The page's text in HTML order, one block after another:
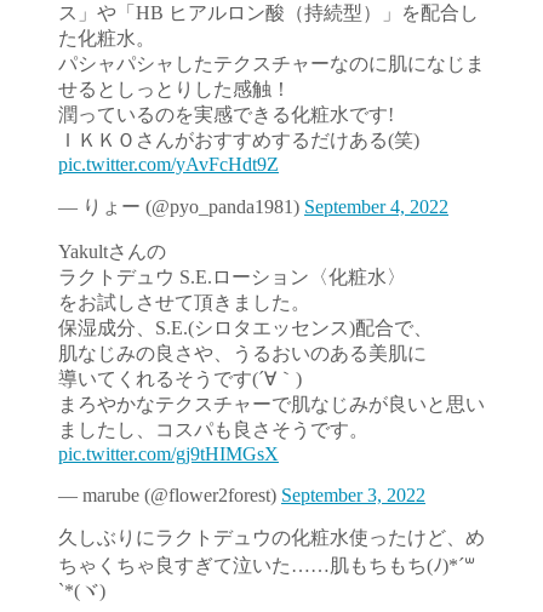
ス」や「HB ヒアルロン酸（持続型）」を配合し
た化粧水。
パシャパシャしたテクスチャーなのに肌になじま
せるとしっとりした感触！
潤っているのを実感できる化粧水です!
ＩＫＫＯさんがおすすめするだけある(笑)
pic.twitter.com/yAvFcHdt9Z
— りょー (@pyo_panda1981) September 4, 2022
Yakultさんの
ラクトデュウ S.E.ローション〈化粧水〉
をお試しさせて頂きました。
保湿成分、S.E.(シロタエッセンス)配合で、
肌なじみの良さや、うるおいのある美肌に
導いてくれるそうです(´∀｀)
まろやかなテクスチャーで肌なじみが良いと思い
ましたし、コスパも良さそうです。
pic.twitter.com/gj9tHIMGsX
— marube (@flower2forest) September 3, 2022
久しぶりにラクトデュウの化粧水使ったけど、め
ちゃくちゃ良すぎて泣いた……肌もちもち(ﾉ)*´꒳
`*(ヾ)